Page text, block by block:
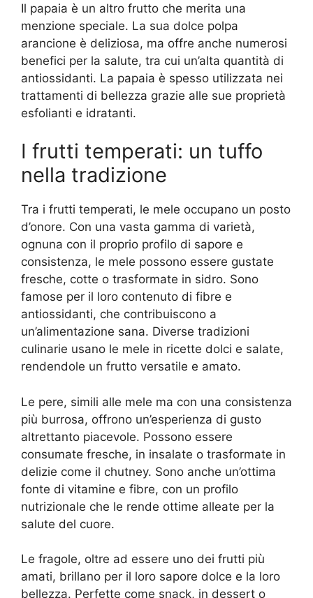
Il papaia è un altro frutto che merita una
menzione speciale. La sua dolce polpa
arancione è deliziosa, ma offre anche numerosi
benefici per la salute, tra cui un’alta quantità di
antiossidanti. La papaia è spesso utilizzata nei
trattamenti di bellezza grazie alle sue proprietà
esfolianti e idratanti.
I frutti temperati: un tuffo
nella tradizione
Tra i frutti temperati, le mele occupano un posto
d’onore. Con una vasta gamma di varietà,
ognuna con il proprio profilo di sapore e
consistenza, le mele possono essere gustate
fresche, cotte o trasformate in sidro. Sono
famose per il loro contenuto di fibre e
antiossidanti, che contribuiscono a
un’alimentazione sana. Diverse tradizioni
culinarie usano le mele in ricette dolci e salate,
rendendole un frutto versatile e amato.
Le pere, simili alle mele ma con una consistenza
più burrosa, offrono un’esperienza di gusto
altrettanto piacevole. Possono essere
consumate fresche, in insalate o trasformate in
delizie come il chutney. Sono anche un’ottima
fonte di vitamine e fibre, con un profilo
nutrizionale che le rende ottime alleate per la
salute del cuore.
Le fragole, oltre ad essere uno dei frutti più
amati, brillano per il loro sapore dolce e la loro
bellezza. Perfette come snack, in dessert o